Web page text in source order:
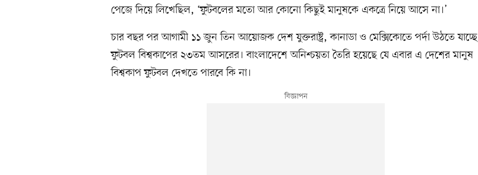
পেজে দিয়ে লিখেছিল, ‘ফুটবলের মতো আর কোনো কিছুই মানুষকে একত্রে নিয়ে আসে না।’
চার বছর পর আগামী ১১ জুন তিন আয়োজক দেশ যুক্তরাষ্ট্র, কানাডা ও মেক্সিকোতে পর্দা উঠতে যাচ্ছে
ফুটবল বিশ্বকাপের ২৩তম আসরের। বাংলাদেশে অনিশ্চয়তা তৈরি হয়েছে যে এবার এ দেশের মানুষ
বিশ্বকাপ ফুটবল দেখতে পারবে কি না।